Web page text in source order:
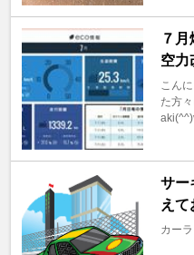
７
空力
こん
た方
サー
えて
カー